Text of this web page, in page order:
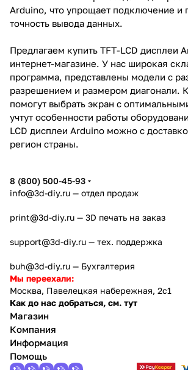
Arduino, что упрощает подключение и
точность вывода данных.
Предлагаем купить TFT-LCD дисплеи
интернет-магазине. У нас широкая
программа, представлены модели с
разрешением и размером диагонали.
помогут выбрать экран с
учтут особенности работы
LCD дисплеи Arduino можно с
регион страны.
8 (800) 500-45-93
info@3d-diy.ru — отдел продаж
print@3d-diy.ru — 3D печать на заказ
support@3d-diy.ru — тех. поддержка
buh@3d-diy.ru — Бухгалтерия
Мы переехали:
Москва, Павелецкая набережная, 2с1
Как до нас добраться, см. тут
Магазин
Компания
Информация
Помощь